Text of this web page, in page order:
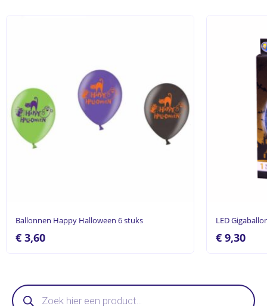
Ballonnen Happy Halloween 6 stuks
€ 3,60
LED
€ 9,30
Producten
zoeken